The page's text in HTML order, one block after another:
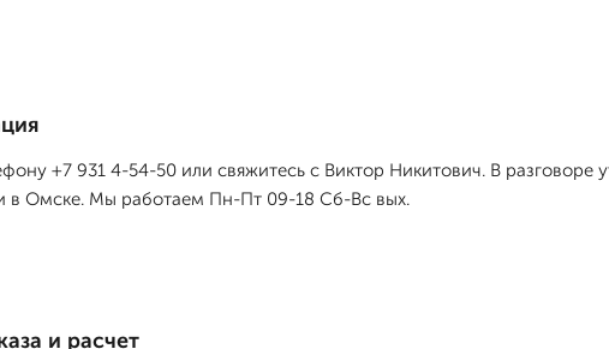
+7 931 4-54-50 или свяжитесь с Виктор Никитович. В
в Омске. Мы работаем Пн-Пт 09-18 Сб-Вс вых.
и расчет